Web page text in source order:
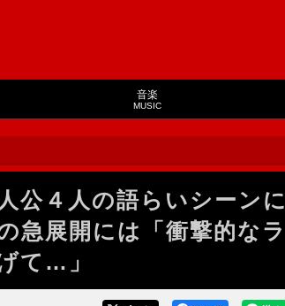
音楽
MUSIC
公４人の語らいシーンに
展開には「衝撃的なラ
て…」